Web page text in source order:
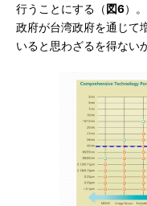
行うことにする（ 図6）
政府が台湾政府を通じて
いると思わざるを得ない